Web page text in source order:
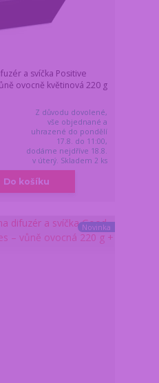
a svíčka Positive
ovocně květinová 220 g
Z důvodu dovolené,
vše objednané a
uhrazené do pondělí
17.8. do 11:00,
dodáme nejdříve 18.8.
v úterý. Skladem 2 ks
Do košíku
Novinka